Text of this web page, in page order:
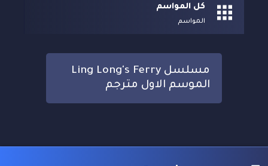
كل المواسم
المواسم
مسلسل Ling Long's Ferry
الموسم الاول مترجم